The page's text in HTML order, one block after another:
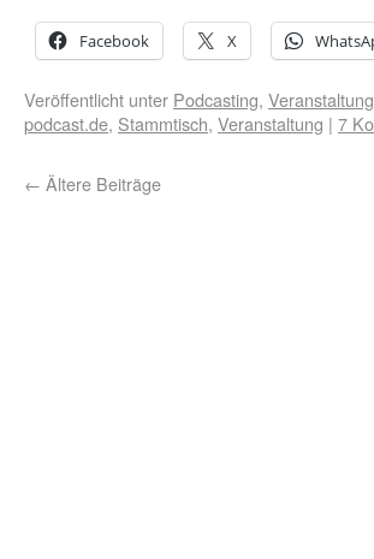
Facebook X
Veröffentlicht unter Podcasting, Veranstaltung
podcast.de, Stammtisch, Veranstaltung | 7
← Ältere Beiträge